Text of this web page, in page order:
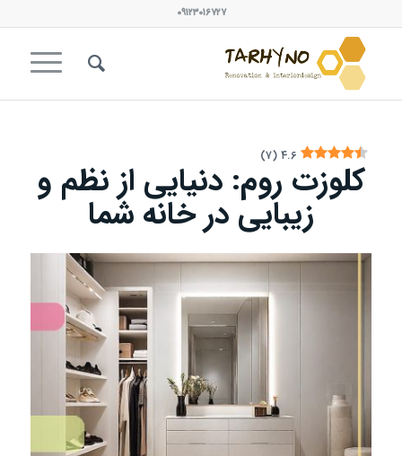
۰۹۱۲۳۰۱۶۷۲۷
۴.۶ (۷)
کلوزت روم: دنیایی از نظم و
زیبایی در خانه شما